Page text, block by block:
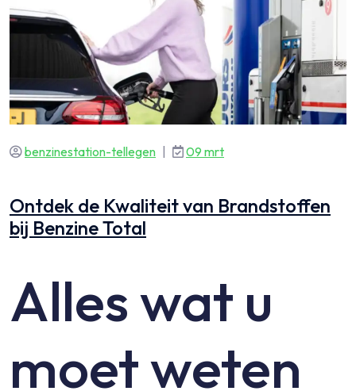
benzinestation-tellegen | 09 mrt
Ontdek de Kwaliteit van Brandstoffen
bij Benzine Total
Alles wat u
moet weten